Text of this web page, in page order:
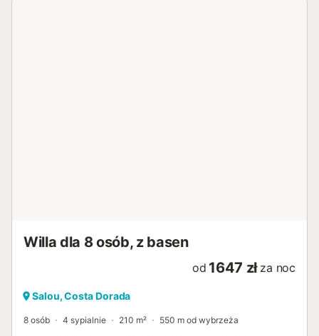
Willa dla 8 osób, z basen
od 1647 zł za noc
Salou, Costa Dorada
8 osób 4 sypialnie 210 m² 550 m od wybrzeża